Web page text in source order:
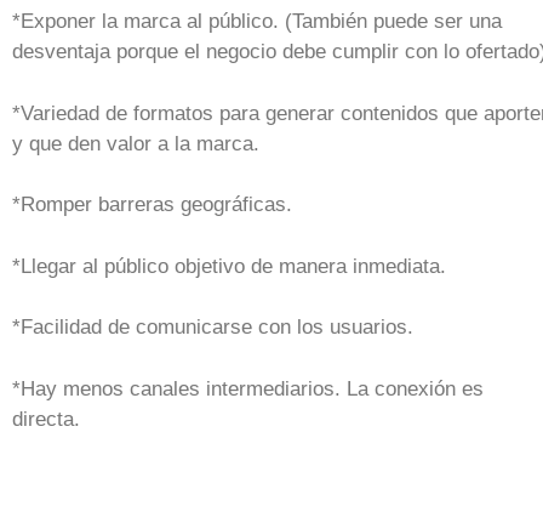
*Exponer la marca al público. (También puede ser una
desventaja porque el negocio debe cumplir con lo
*Variedad de formatos para generar contenidos que
y que den valor a la marca.
*Romper barreras geográficas.
*Llegar al público objetivo de manera inmediata.
*Facilidad de comunicarse con los usuarios.
*Hay menos canales intermediarios. La conexión es
directa.